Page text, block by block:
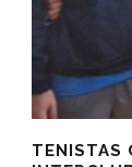
TENISTAS